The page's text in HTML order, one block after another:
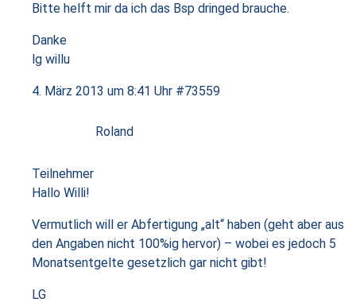
Bitte helft mir da ich das Bsp dringed brauche.
Danke
lg willu
4. März 2013 um 8:41 Uhr #73559
Roland
Teilnehmer
Hallo Willi!
Vermutlich will er Abfertigung „alt“ haben (geht aber aus
den Angaben nicht 100%ig hervor) – wobei es jedoch 5
Monatsentgelte gesetzlich gar nicht gibt!
LG